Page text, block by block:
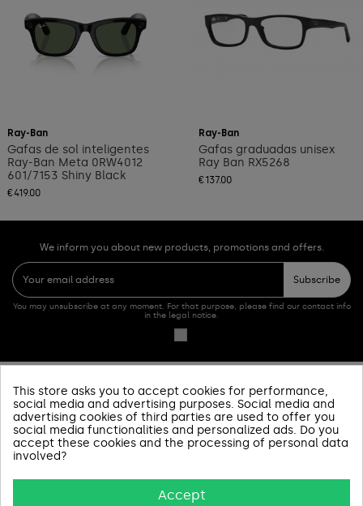
Ray-Ban
Gafas de sol inteligentes
Ray-Ban Meta 0RW4012
601/7153 Shiny Black
€419.00
Ray-Ban
Gafas graduadas unisex
Ray Ban RX5268
€137.00
We inform you about new products, promotions and offers.
Subscribe
You may unsubscribe at any moment. For that purpose, please find our contact info
in the legal notice.
PRODUCTOS
SOBRE NOSOTROS
INFORMACIÓN Y AYUDA
This store asks you to accept cookies for performance,
social media and advertising purposes. Social media and
advertising cookies of third parties are used to offer you
social media functionalities and personalized ads. Do you
accept these cookies and the processing of personal data
involved?
Accept